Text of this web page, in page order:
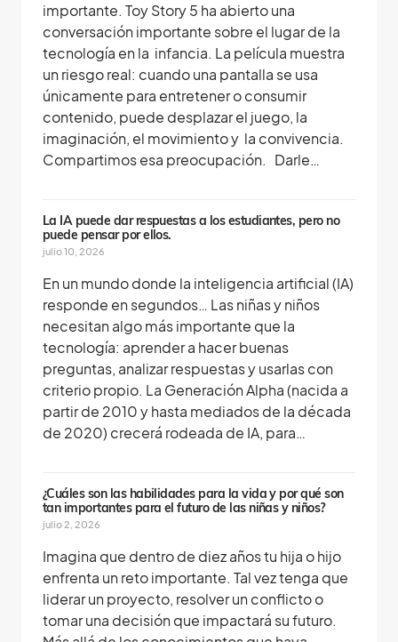
importante. Toy Story 5 ha abierto una
conversación importante sobre el lugar de la
tecnología en la infancia. La película muestra
un riesgo real: cuando una pantalla se usa
únicamente para entretener o consumir
contenido, puede desplazar el juego, la
imaginación, el movimiento y la convivencia.
Compartimos esa preocupación. Darle…
La IA puede dar respuestas a los estudiantes, pero no
puede pensar por ellos.
julio 10, 2026
En un mundo donde la inteligencia artificial (IA)
responde en segundos… Las niñas y niños
necesitan algo más importante que la
tecnología: aprender a hacer buenas
preguntas, analizar respuestas y usarlas con
criterio propio. La Generación Alpha (nacida a
partir de 2010 y hasta mediados de la década
de 2020) crecerá rodeada de IA, para…
¿Cuáles son las habilidades para la vida y por qué son
tan importantes para el futuro de las niñas y niños?
julio 2, 2026
Imagina que dentro de diez años tu hija o hijo
enfrenta un reto importante. Tal vez tenga que
liderar un proyecto, resolver un conflicto o
tomar una decisión que impactará su futuro.